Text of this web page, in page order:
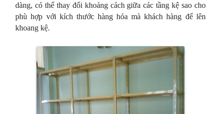
dàng, có thể thay đổi khoảng cách giữa các tầng kệ sao cho
phù hợp với kích thước hàng hóa mà khách hàng để lên
khoang kệ.